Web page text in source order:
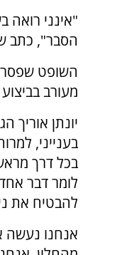
"אינני רואה
הסבר", כתב
השופט שפסר
מעורב
יונתן
בענייני,
בכל דרך
לומר דבר
להבטיח את
אנחנו נעשה